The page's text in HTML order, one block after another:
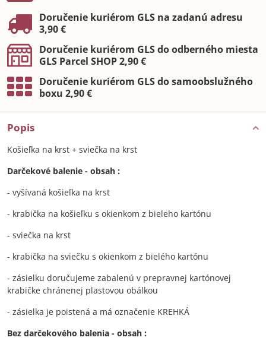
Doručenie kuriérom GLS na zadanú adresu
3,90 €
Doručenie kuriérom GLS do odberného miesta
GLS Parcel SHOP 2,90 €
Doručenie kuriérom GLS do samoobslužného
boxu 2,90 €
Popis
Košieľka na krst + sviečka na krst
Darčekové balenie - obsah :
- vyšívaná košieľka na krst
- krabička na košieľku s okienkom z bieleho kartónu
- sviečka na krst
- krabička na sviečku s okienkom z bielého kartónu
- zásielku doručujeme zabalenú v prepravnej kartónovej
krabičke chránenej plastovou obálkou
- zásielka je poistená a má označenie KREHKÁ
Bez darčekového balenia - obsah :